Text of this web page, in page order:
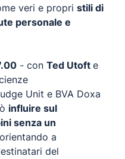
veri e propri stili di
personale e
- con Ted Utoft e
Unit e BVA Doxa
influire sul
senza un
a
del